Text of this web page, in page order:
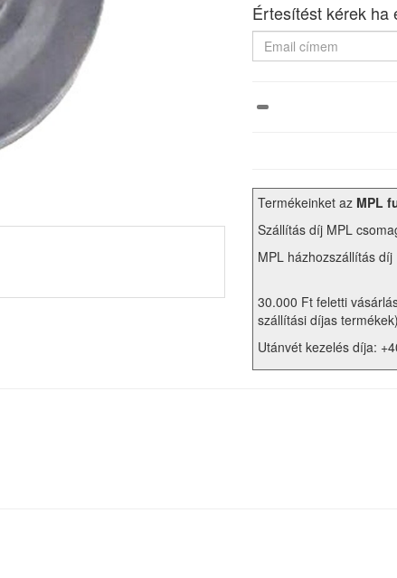
Értesítést kérek ha
Termékeinket az MPL
Szállítás díj MPL
MPL házhozszállítás díj
30.000 Ft feletti
szállítási díjas termékek)
Utánvét kezelés díja: